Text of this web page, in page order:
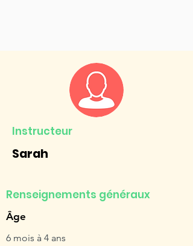
Instructeur
Sarah
Renseignements généraux
Âge
6 mois à 4 ans